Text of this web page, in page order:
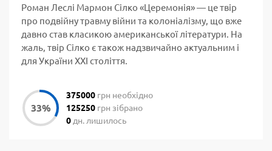
Роман Леслі Мармон Сілко «Церемонія» — це твір
про подвійну травму війни та колоніалізму, що вже
давно став класикою американської літератури. На
жаль, твір Сілко є також надзвичайно актуальним і
для України ХХІ століття.
375000 грн необхідно
125250 грн зібрано
0 дн. лишилось